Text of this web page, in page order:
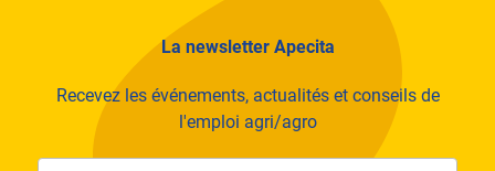
La newsletter Apecita
Recevez les événements, actualités et conseils de
l'emploi agri/agro